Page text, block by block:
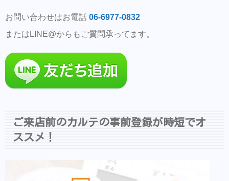
お問い合わせはお電話 06-6977-0832
またはLINE@からもご質問承ってます。
ご来店前のカルテの事前登録が時短でオ
ススメ！